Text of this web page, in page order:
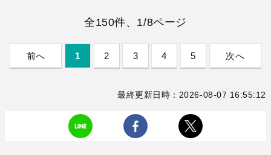
全150件、1/8ページ
前へ 1 2 3 4 5 次へ
最終更新日時：2026-08-07 16:55:12